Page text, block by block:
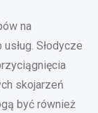
na
Słodycze
skojarzeń
być również